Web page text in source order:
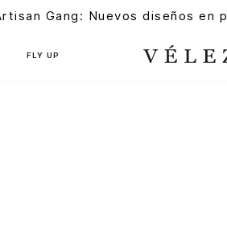
Gang: Nuevos diseños en
FLY UP